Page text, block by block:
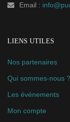
Email :
LIENS UTILES
Nos partenaires
Qui sommes-nous ?
Les événements
Mon compte